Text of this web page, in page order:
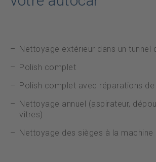
Nettoyage extérieur dans un tunnel
Polish complet
Polish complet avec réparations
Nettoyage annuel (aspirateur,
vitres)
Nettoyage des sièges à la machine